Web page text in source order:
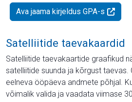
Ava jaama kirjeldus GPA-s
Satelliitide taevakaardid
Satelliitide taevakaartide graafikud
satelliitide suunda ja kõrgust taevas.
eelneva ööpäeva andmete põhjal.
võimalik valida ja vaadata viimase